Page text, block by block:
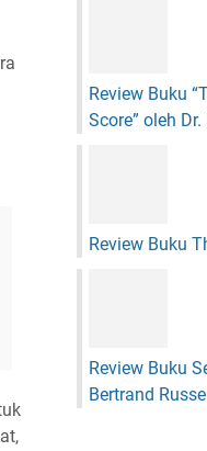
Review Buku
Score” oleh
Review Buku
Review Buku
Bertrand